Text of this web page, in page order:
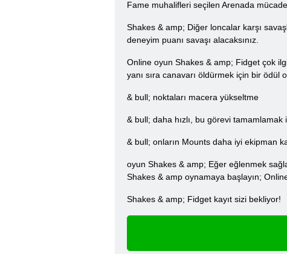
Fame muhalifleri seçilen Arenada
Shakes & amp; Diğer loncalar karşı
deneyim puanı savaşı alacaksınız.
Online oyun Shakes & amp; Fidget çok
yanı sıra canavarı öldürmek için bir ödül
& bull; noktaları macera yükseltme
& bull; daha hızlı, bu görevi tamamlamak
& bull; onların Mounts daha iyi ekipman
oyun Shakes & amp; Eğer eğlenmek
Shakes & amp oynamaya başlayın; Online
Shakes & amp; Fidget kayıt sizi bekliyor!